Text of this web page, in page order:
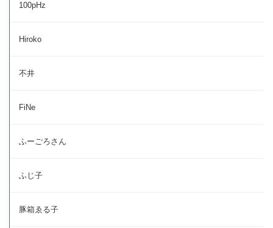
100pHz
Hiroko
不井
FiNe
ふーごろさん
ふじ子
豚箱ゑる子